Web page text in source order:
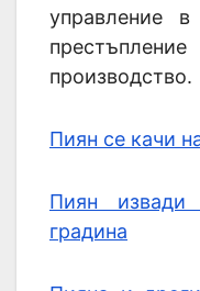
управление
производство.
Пиян се качи
Пиян извади
градина